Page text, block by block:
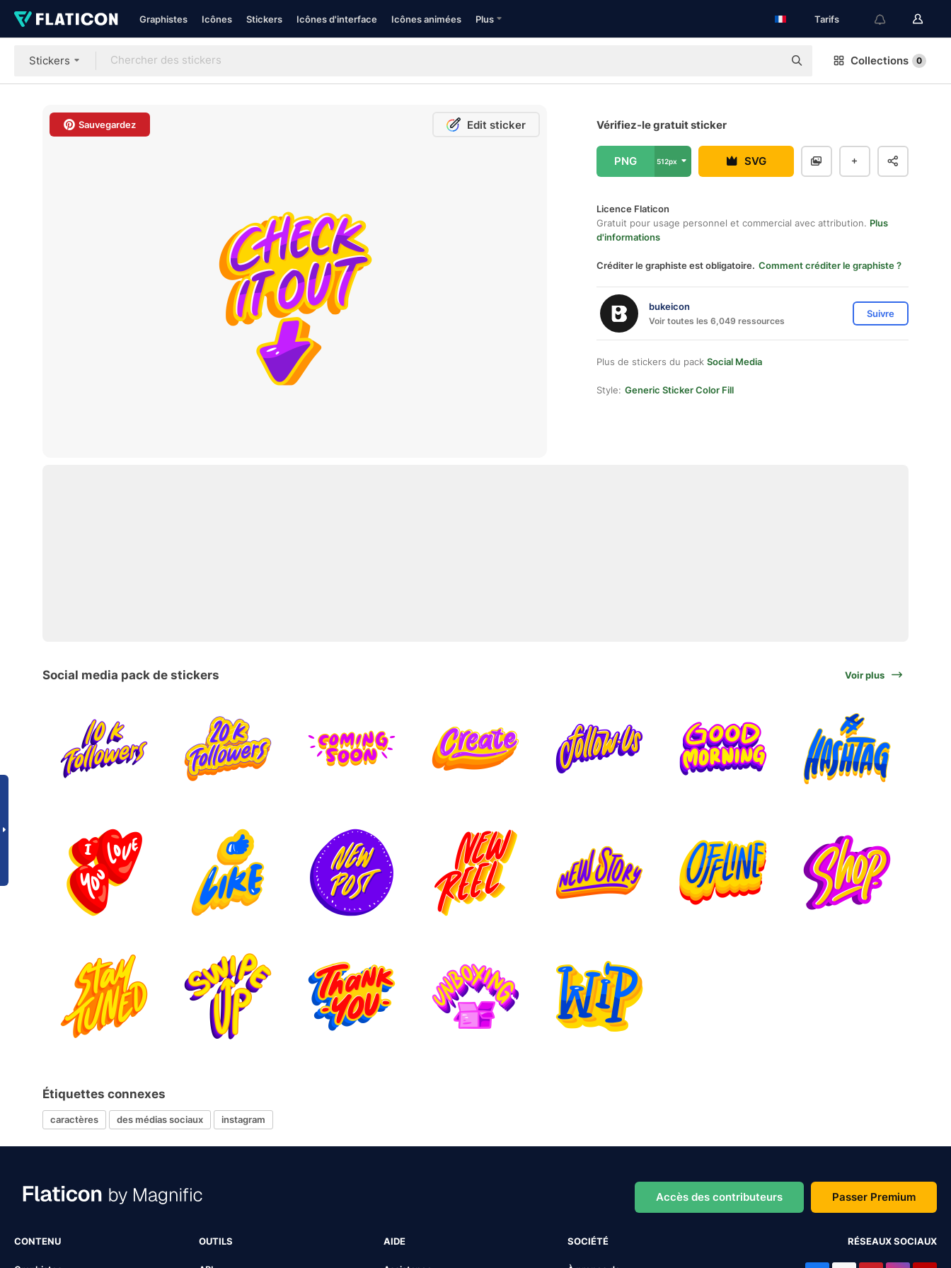
Graphistes Icônes Stickers Icônes d'interface Icônes animées Plus Tarifs
Stickers Collections 0
Sauvegardez Edit sticker Vérifiez-le gratuit sticker
PNG 512px SVG
Licence Flaticon
Gratuit pour usage personnel et commercial avec attribution. Plus
d'informations
Créditer le graphiste est obligatoire. Comment créditer le graphiste ?
bukeicon
Voir toutes les 6,049 ressources
Suivre
Plus de stickers du pack Social Media
Style: Generic Sticker Color Fill
Social media pack de stickers Voir plus
Étiquettes connexes
caractères des médias sociaux instagram
Accès des contributeurs Passer Premium
CONTENU OUTILS AIDE SOCIÉTÉ RÉSEAUX SOCIAUX